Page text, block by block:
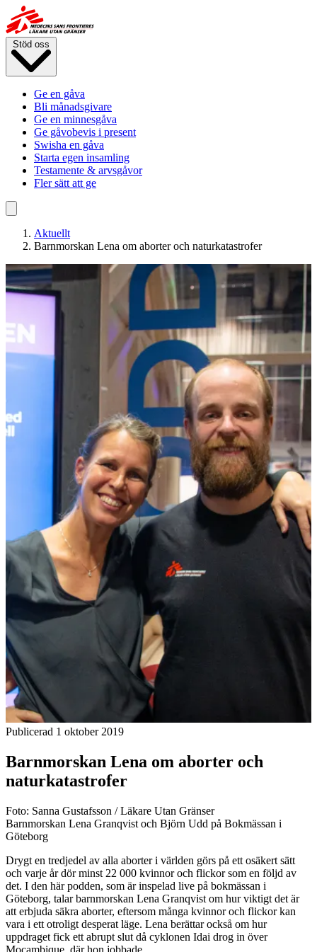
Hoppa
till
huvudinnehåll
Stöd oss
Ge en gåva
Bli månadsgivare
Ge en minnesgåva
Ge gåvobevis i present
Swisha en gåva
Starta egen insamling
Testamente & arvsgåvor
Fler sätt att ge
Aktuellt
Barnmorskan Lena om aborter och naturkatastrofer
Publicerad 1 oktober 2019
Barnmorskan Lena om aborter och
naturkatastrofer
Foto: Sanna Gustafsson / Läkare Utan Gränser
Barnmorskan Lena Granqvist och Björn Udd på Bokmässan i
Göteborg
Drygt en tredjedel av alla aborter i världen görs på ett osäkert sätt
och varje år dör minst 22 000 kvinnor och flickor som en följd av
det. I den här podden, som är inspelad live på bokmässan i
Göteborg, talar barnmorskan Lena Granqvist om hur viktigt det är
att erbjuda säkra aborter, eftersom många kvinnor och flickor kan
vara i ett otroligt desperat läge. Lena berättar också om hur
uppdraget fick ett abrupt slut då cyklonen Idai drog in över
Moçambique, där hon jobbade.